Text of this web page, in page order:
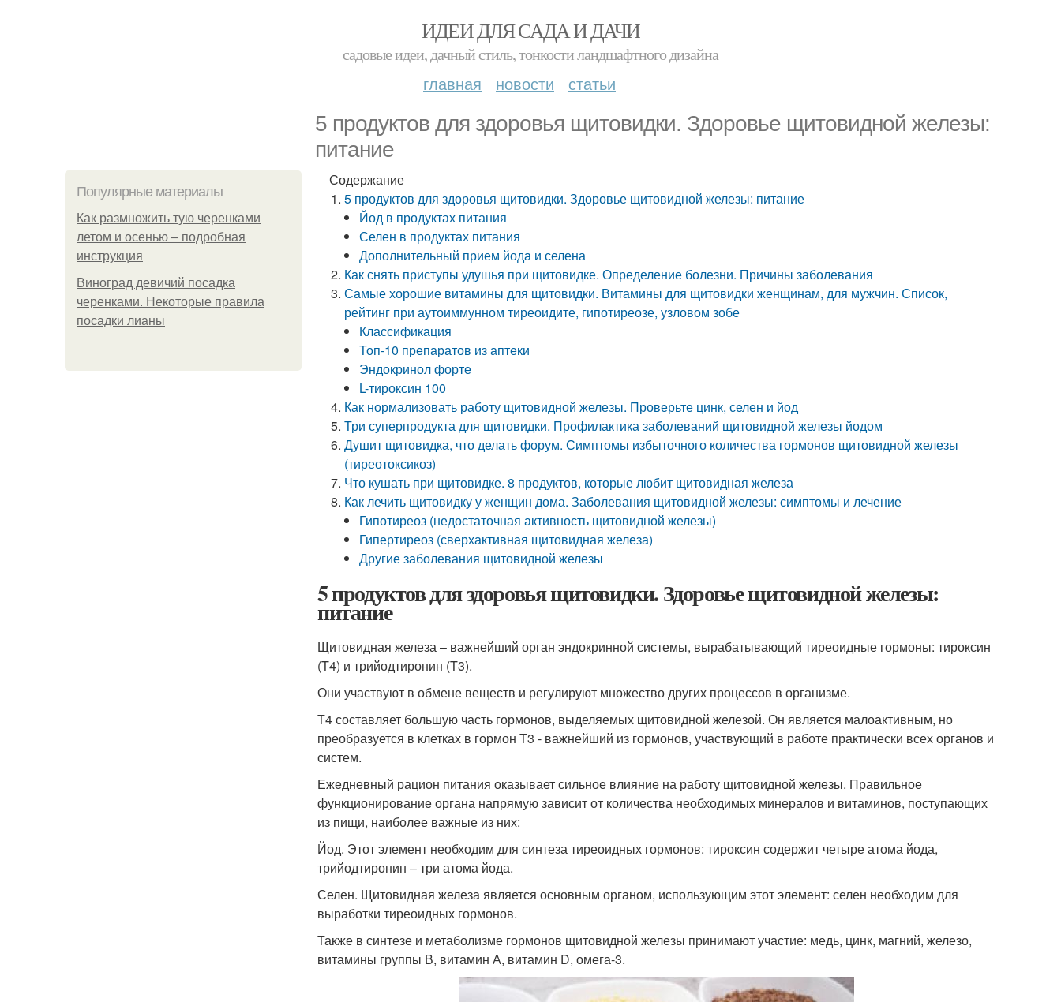
ИДЕИ ДЛЯ САДА И ДАЧИ
садовые идеи, дачный стиль, тонкости ландшафтного дизайна
главная новости статьи
5 продуктов для здоровья щитовидки. Здоровье щитовидной железы:
питание
Популярные материалы
Как размножить тую черенками
летом и осенью – подробная
инструкция
Виноград девичий посадка
черенками. Некоторые правила
посадки лианы
Содержание
5 продуктов для здоровья щитовидки. Здоровье щитовидной железы: питание
Йод в продуктах питания
Селен в продуктах питания
Дополнительный прием йода и селена
Как снять приступы удушья при щитовидке. Определение болезни. Причины заболевания
Самые хорошие витамины для щитовидки. Витамины для щитовидки женщинам, для мужчин. Список,
рейтинг при аутоиммунном тиреоидите, гипотиреозе, узловом зобе
Классификация
Топ-10 препаратов из аптеки
Эндокринол форте
L-тироксин 100
Как нормализовать работу щитовидной железы. Проверьте цинк, селен и йод
Три суперпродукта для щитовидки. Профилактика заболеваний щитовидной железы йодом
Душит щитовидка, что делать форум. Симптомы избыточного количества гормонов щитовидной железы
(тиреотоксикоз)
Что кушать при щитовидке. 8 продуктов, которые любит щитовидная железа
Как лечить щитовидку у женщин дома. Заболевания щитовидной железы: симптомы и лечение
Гипотиреоз (недостаточная активность щитовидной железы)
Гипертиреоз (сверхактивная щитовидная железа)
Другие заболевания щитовидной железы
5 продуктов для здоровья щитовидки. Здоровье щитовидной железы:
питание
Щитовидная железа – важнейший орган эндокринной системы, вырабатывающий тиреоидные гормоны: тироксин
(T4) и трийодтиронин (T3).
Они участвуют в обмене веществ и регулируют множество других процессов в организме.
Т4 составляет большую часть гормонов, выделяемых щитовидной железой. Он является малоактивным, но
преобразуется в клетках в гормон Т3 - важнейший из гормонов, участвующий в работе практически всех органов и
систем.
Ежедневный рацион питания оказывает сильное влияние на работу щитовидной железы. Правильное
функционирование органа напрямую зависит от количества необходимых минералов и витаминов, поступающих
из пищи, наиболее важные из них:
Йод. Этот элемент необходим для синтеза тиреоидных гормонов: тироксин содержит четыре атома йода,
трийодтиронин – три атома йода.
Селен. Щитовидная железа является основным органом, использующим этот элемент: селен необходим для
выработки тиреоидных гормонов.
Также в синтезе и метаболизме гормонов щитовидной железы принимают участие: медь, цинк, магний, железо,
витамины группы В, витамин А, витамин D, омега-3.